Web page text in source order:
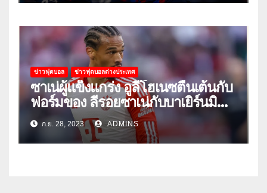
ข่าวฟุตบอล ข่าวฟุตบอลต่างประเทศ
ซาเน่ผู้แข็งแกร่ง อูลี่โฮเนซตื่นเต้นกับ
ฟอร์มของ ลีรอยซาเน่กับบาเยิร์นมิ
วนิคก.ย. 28, 2023 ADMINS